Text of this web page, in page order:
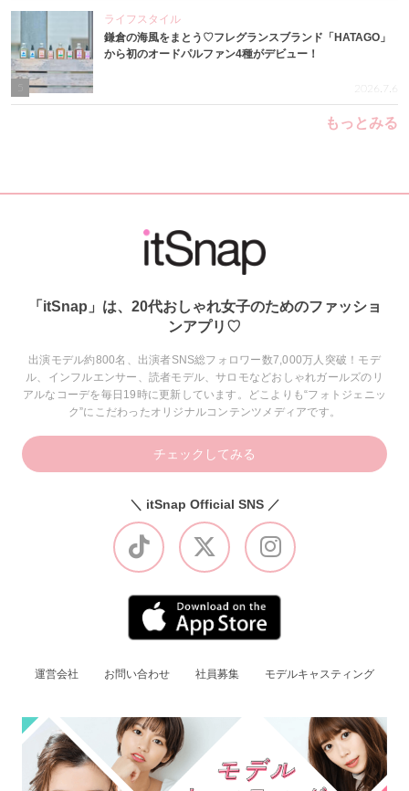
ライフスタイル
鎌倉の海風をまとう♡フレグランスブランド「HATAGO」
から初のオードパルファン4種がデビュー！
2026.7.6
もっとみる
「itSnap」は、20代おしゃれ女子のためのファッショ
ンアプリ♡
出演モデル約800名、出演者SNS総フォロワー数7,000万人突破！モデ
ル、インフルエンサー、読者モデル、サロモなどおしゃれガールズのリ
アルなコーデを毎日19時に更新しています。どこよりも“フォトジェニッ
ク”にこだわったオリジナルコンテンツメディアです。
チェックしてみる
＼ itSnap Official SNS ／
運営会社 お問い合わせ 社員募集 モデルキャスティング